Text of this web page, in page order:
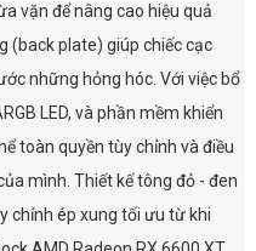
vặn để nâng cao hiệu quả
(back plate) giúp chiếc cạc
những hỏng hóc. Với việc bổ
LED, và phần mềm khiển
toàn quyền tùy chỉnh và điều
mình. Thiết kế tông đỏ - đen
chỉnh ép xung tối ưu từ khi